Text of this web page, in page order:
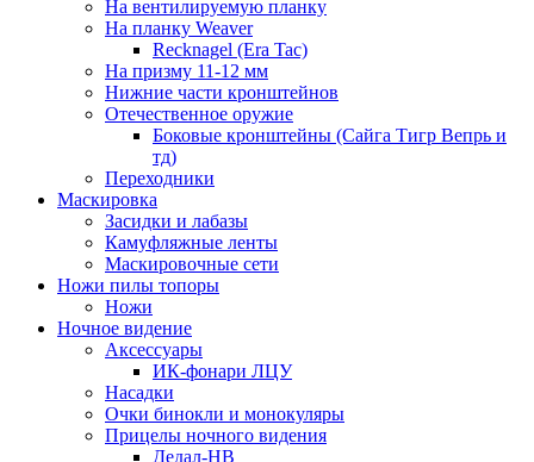
На вентилируемую планку
На планку Weaver
Recknagel (Era Tac)
На призму 11-12 мм
Нижние части кронштейнов
Отечественное оружие
Боковые кронштейны (Сайга Тигр Вепрь и
тд)
Переходники
Маскировка
Засидки и лабазы
Камуфляжные ленты
Маскировочные сети
Ножи пилы топоры
Ножи
Ночное видение
Аксессуары
ИК-фонари ЛЦУ
Насадки
Очки бинокли и монокуляры
Прицелы ночного видения
Дедал-НВ